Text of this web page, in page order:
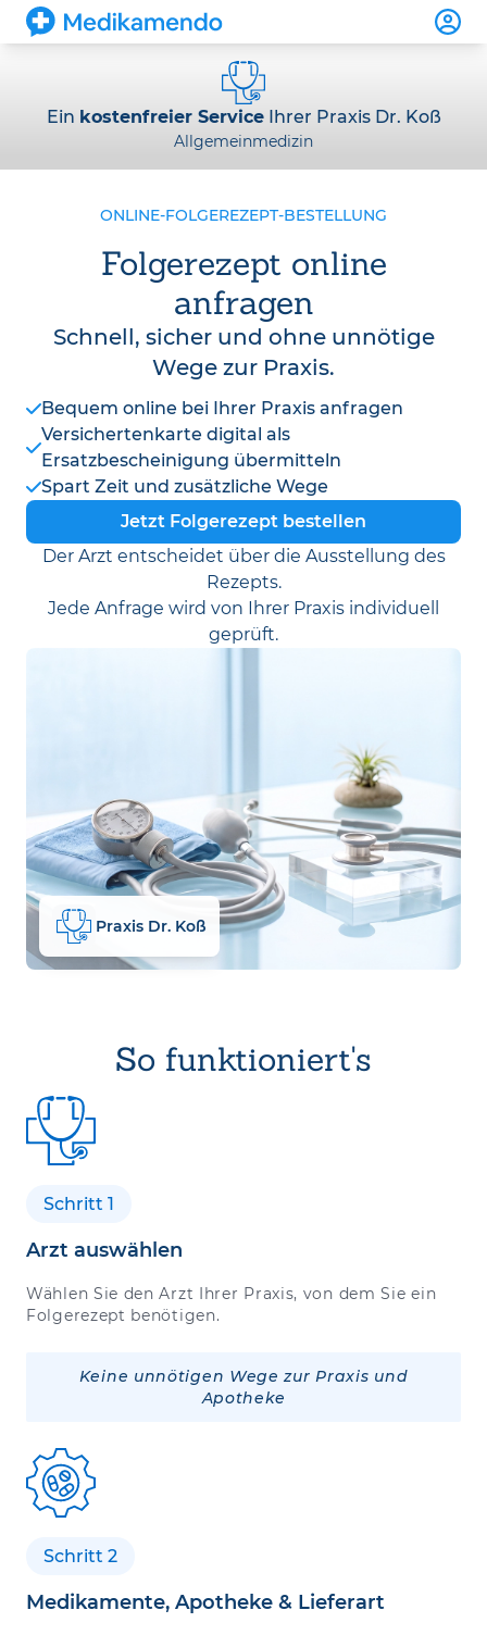
Ein kostenfreier ServiceIhrer Praxis Dr. Koß
Allgemeinmedizin
ONLINE-FOLGEREZEPT-BESTELLUNG
Folgerezept online
anfragen
Schnell, sicher und ohne unnötige
Wege zur Praxis.
Bequem online bei Ihrer Praxis anfragen
Versichertenkarte digital als
Ersatzbescheinigung übermitteln
Spart Zeit und zusätzliche Wege
Jetzt Folgerezept bestellen
Der Arzt entscheidet über die Ausstellung des
Rezepts.
Jede Anfrage wird von Ihrer Praxis individuell
geprüft.
Praxis Dr. Koß
So funktioniert's
Schritt 1
Arzt auswählen
Wählen Sie den Arzt Ihrer Praxis, von dem Sie ein
Folgerezept benötigen.
Keine unnötigen Wege zur Praxis und
Apotheke
Schritt 2
Medikamente, Apotheke & Lieferart